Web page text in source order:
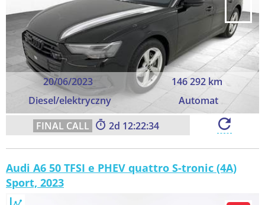
20/06/2023
146 292 km
Diesel/elektryczny
Automat
2 12:22:33
Audi A6 50 TFSI e PHEV quattro S-tronic (4A)
Sport, 2023